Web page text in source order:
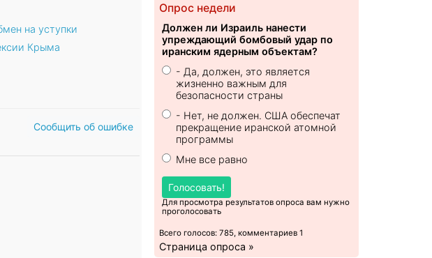
на уступки
Крыма
Сообщить об ошибке
Опрос недели
Должен ли Израиль нанести
упреждающий бомбовый удар по
иранским ядерным объектам?
- Да, должен, это является
жизненно важным для
безопасности страны
- Нет, не должен. США обеспечат
прекращение иранской атомной
программы
Мне все равно
Голосовать!
Для просмотра результатов опроса вам нужно
проголосовать
Всего голосов: 785, комментариев 1
Страница опроса »